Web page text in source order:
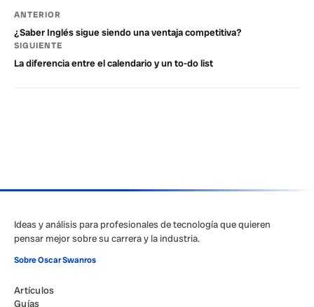
ANTERIOR
¿Saber Inglés sigue siendo una ventaja competitiva?
SIGUIENTE
La diferencia entre el calendario y un to-do list
Ideas y análisis para profesionales de tecnología que quieren
pensar mejor sobre su carrera y la industria.
Sobre Oscar Swanros
Artículos
Guías